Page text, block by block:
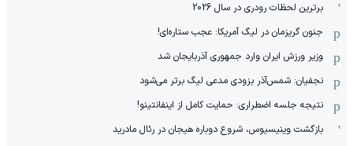
برترین لحظات رودری در سال 2026
جنون گریزمان در لیگ آمریکا: عجب ستاره‌ای!
وزیر ورزش ایران وارد جمهوری آذربایجان شد
نجفیان: شمس‌آذر بزودی مدعی لیگ برتر می‌شود
نتیجه جلسه اضطراری: حمایت کامل از اینفانتینو!
بازگشت وینیسیوس، شروع دوباره هیجان در رئال مادرید